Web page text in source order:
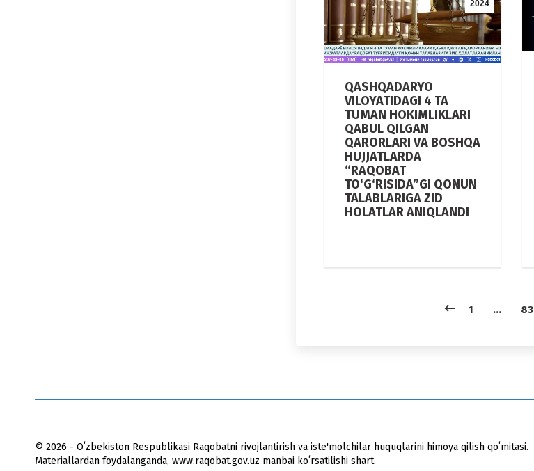
2024
QASHQADARYO
VILOYATIDAGI 4 TA
TUMAN HOKIMLIKLARI
QABUL QILGAN
QARORLARI VA BOSHQA
HUJJATLARDA
“RAQOBAT
TO‘G‘RISIDA”GI QONUN
TALABLARIGA ZID
HOLATLAR ANIQLANDI
1 … 83
© 2026 - Oʻzbekiston Respublikasi Raqobatni rivojlantirish va iste'molchilar huquqlarini himoya qilish qoʻmitasi.
Materiallardan foydalanganda, www.raqobat.gov.uz manbai koʻrsatilishi shart.